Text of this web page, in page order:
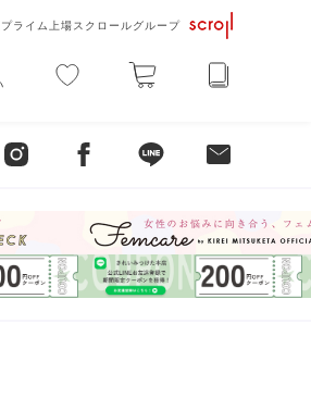
ライム上場スクロールグループ